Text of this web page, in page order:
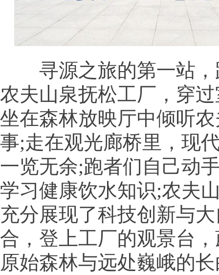
寻源之旅的第一站，
农夫山泉抚松工厂，穿
坐在森林放映厅中倾听
事;走在观光廊桥里，现
一览无余;跑者们自己动
学习健康饮水知识;农夫
充分展现了科技创新与
合，登上工厂的观景台
原始森林与远处巍峨的